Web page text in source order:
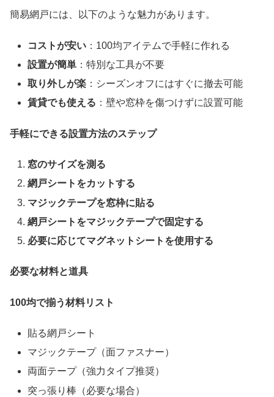
簡易網戸には、以下のような魅力があります。
コストが安い ：100均アイテムで手軽に作れる
設置が簡単 ：特別な工具が不要
取り外しが楽 ：シーズンオフにはすぐに撤去可能
賃貸でも使える ：壁や窓枠を傷つけずに設置可能
手軽にできる設置方法のステップ
窓のサイズを測る
網戸シートをカットする
マジックテープを窓枠に貼る
網戸シートをマジックテープで固定する
必要に応じてマグネットシートを使用する
必要な材料と道具
100均で揃う材料リスト
貼る網戸シート
マジックテープ（面ファスナー）
両面テープ（強力タイプ推奨）
突っ張り棒（必要な場合）